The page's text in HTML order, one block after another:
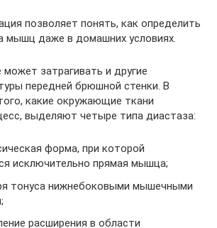
позволяет понять, как определить
мышц даже в домашних условиях.
затрагивать и другие
передней брюшной стенки. В
какие окружающие ткани
выделяют четыре типа диастаза:
форма, при которой
исключительно прямая мышца;
тонуса нижнебоковыми мышечными
расширения в области